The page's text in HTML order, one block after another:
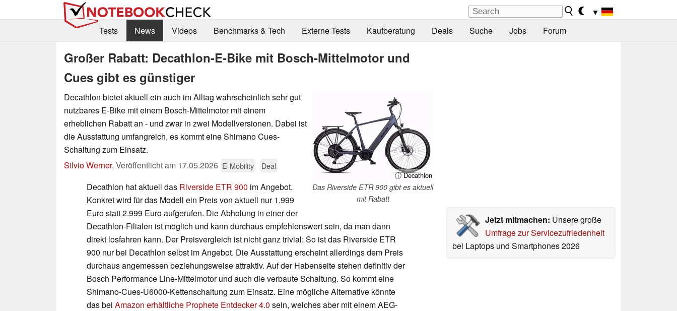
▼
Tests
News Videos Benchmarks & Tech Externe Tests Kaufberatung Deals Suche Jobs Forum
Großer Rabatt: Decathlon-E-Bike mit Bosch-Mittelmotor und
Cues gibt es günstiger
ⓘ Decathlon
Das Riverside ETR 900 gibt es aktuell
mit Rabatt
Decathlon bietet aktuell ein auch im Alltag wahrscheinlich sehr gut
nutzbares E-Bike mit einem Bosch-Mittelmotor mit einem
erheblichen Rabatt an - und zwar in zwei Modellversionen. Dabei ist
die Ausstattung umfangreich, es kommt eine Shimano Cues-
Schaltung zum Einsatz.
Silvio Werner, Veröffentlicht am 17.05.2026 E-Mobility Deal
Jetzt mitmachen: Unsere große
Umfrage zur Servicezufriedenheit
bei Laptops und Smartphones 2026
Decathlon hat aktuell das Riverside ETR 900 im Angebot.
Konkret wird für das Modell ein Preis von aktuell nur 1.999
Euro statt 2.999 Euro aufgerufen. Die Abholung in einer der
Decathlon-Filialen ist möglich und kann durchaus empfehlenswert sein, da man dann
direkt losfahren kann. Der Preisvergleich ist nicht ganz trivial: So ist das Riverside ETR
900 nur bei Decathlon selbst im Angebot. Die Ausstattung erscheint allerdings dem Preis
durchaus angemessen beziehungsweise attraktiv. Auf der Habenseite stehen definitiv der
Bosch Performance Line-Mittelmotor und auch die verbaute Schaltung. So kommt eine
Shimano-Cues-U6000-Kettenschaltung zum Einsatz. Eine mögliche Alternative könnte
das bei Amazon erhältliche Prophete Entdecker 4.0 sein, welches aber mit einem AEG-